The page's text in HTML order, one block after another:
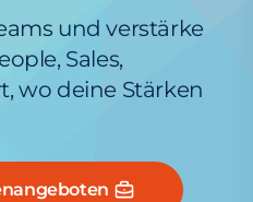
und verstärke
Sales,
wo deine Stärken